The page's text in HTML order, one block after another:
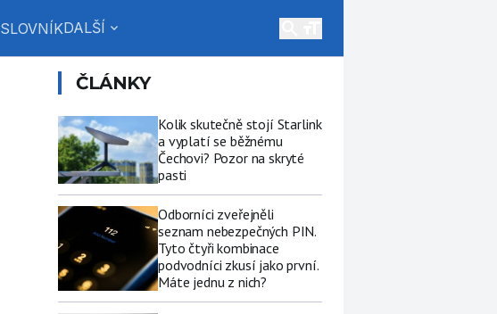
SLOVNÍKDALŠÍ expand_more
ČLÁNKY
Kolik skutečně stojí Starlink
a vyplatí se běžnému
Čechovi? Pozor na skryté
pasti
Odborníci zveřejněli
seznam nebezpečných PIN.
Tyto čtyři kombinace
podvodníci zkusí jako první.
Máte jednu z nich?